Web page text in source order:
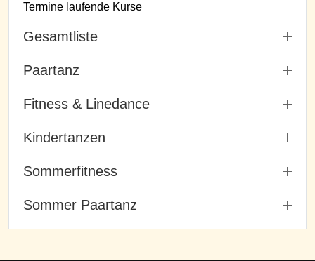
Termine laufende Kurse
Gesamtliste
Paartanz
Fitness & Linedance
Kindertanzen
Sommerfitness
Sommer Paartanz